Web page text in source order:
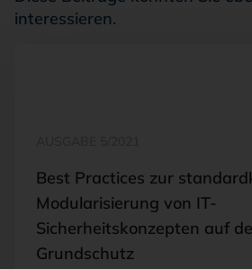
interessieren.
Best Practices zur
Modularisierung von IT-
Sicherheitskonzepten auf
Grundschutz